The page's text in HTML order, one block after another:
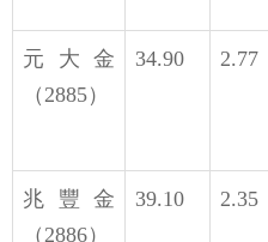
元大金
（2885）
34.90 2.77
兆豐金
（2886）
39.10 2.35